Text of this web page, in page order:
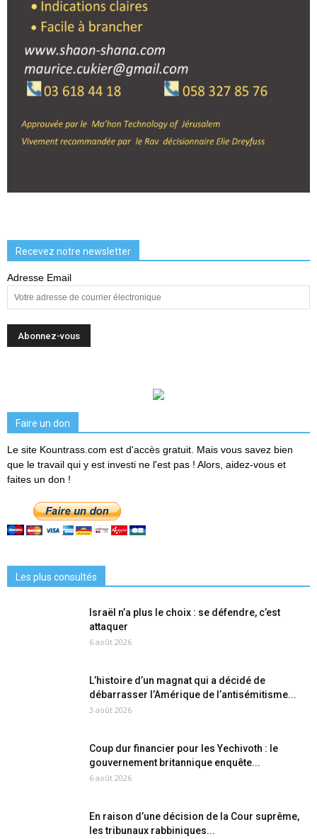
Recevez notre newsletter
Adresse Email
Faire un don
Le site Kountrass.com est d'accès gratuit. Mais vous savez bien
que le travail qui y est investi ne l'est pas ! Alors, aidez-vous et
faites un don !
Les plus consultés
Israël n’a plus le choix : se défendre, c’est
attaquer
6 août 2026
L’histoire d’un magnat qui a décidé de
débarrasser l’Amérique de l’antisémitisme...
3 août 2026
Coup dur financier pour les Yechivoth : le
gouvernement britannique enquête...
6 août 2026
En raison d’une décision de la Cour suprême,
les tribunaux rabbiniques...